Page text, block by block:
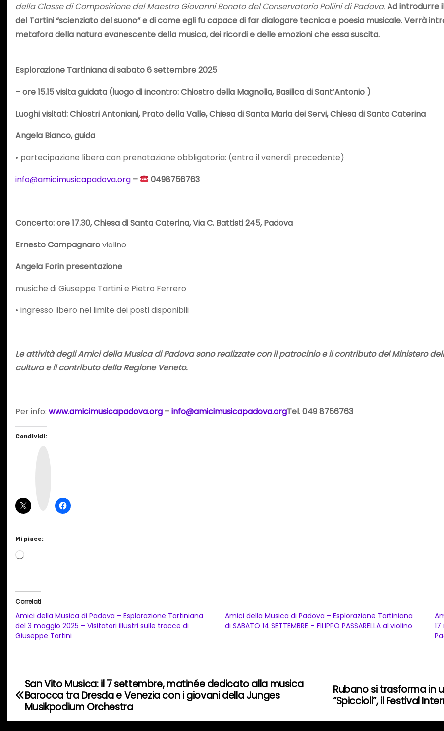
della Classe di Composizione del Maestro Giovanni Bonato del Conservatorio Pollini di Padova.Ad introdurre
del Tartini “scienziato del suono” e di come egli fu capace di far dialogare tecnica e poesia musicale. Verrà
metafora della natura evanescente della musica, dei ricordi e delle emozioni che essa suscita.
Esplorazione Tartiniana di sabato 6 settembre 2025
–ore 15.15 visita guidata (luogo di incontro:Chiostro della Magnolia, Basilica di Sant’Antonio )
Luoghi visitati: Chiostri Antoniani,Prato della Valle, Chiesa di Santa Maria dei Servi, Chiesa di Santa Caterina
Angela Bianco, guida
• partecipazione libera con prenotazione obbligatoria: (entro il venerdì precedente)
info@amicimusicapadova.org – 0498756763
Concerto: ore 17.30,Chiesa di Santa Caterina, Via C. Battisti 245, Padova
Ernesto Campagnaroviolino
Angela Forin presentazione
musiche di Giuseppe Tartini e Pietro Ferrero
• ingresso libero nel limite dei posti disponibili
Le attività degli Amici della Musica di Padova sono realizzate con il patrocinio e il contributo del Ministero
cultura e il contributo della Regione Veneto.
Per info: www.amicimusicapadova.org –info@amicimusicapadova.orgTel. 049 8756763
Condividi:
Mi piace:
C
a
m
t
o
n
Correlati
Amici della Musica di Padova – Esplorazione Tartiniana
del 3 maggio 2025 – Visitatori illustri sulle tracce di
Giuseppe Tartini
Amici della Musica di Padova – Esplorazione Tartiniana
di SABATO 14 SETTEMBRE – FILIPPO PASSARELLA al violino
N
Rubano si trasforma in
“Spiccioli”, il Festival
San Vito Musica: il 7 settembre, matinée dedicato alla musica
Barocca tra Dresda e Venezia con i giovani della Junges
Musikpodium Orchestra